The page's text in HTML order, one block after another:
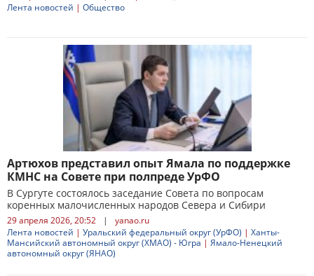
Лента новостей | Общество
Артюхов представил опыт Ямала по поддержке
КМНС на Совете при полпреде УрФО
В Сургуте состоялось заседание Совета по вопросам
коренных малочисленных народов Севера и Сибири
29 апреля 2026, 20:52 |
yanao.ru
Лента новостей | Уральский федеральный округ (УрФО) | Ханты-
Мансийский автономный округ (ХМАО) - Югра | Ямало-Ненецкий
автономный округ (ЯНАО)